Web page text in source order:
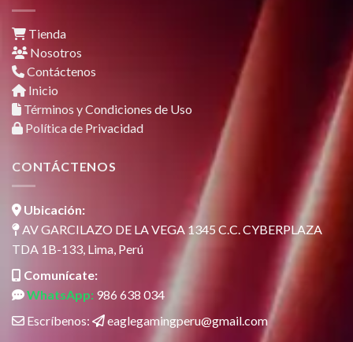
Tienda
Nosotros
Contáctenos
Inicio
Términos y Condiciones de Uso
Política de Privacidad
CONTÁCTENOS
Ubicación:
AV GARCILAZO DE LA VEGA 1345 C.C. CYBERPLAZA
TDA 1B-133, Lima, Perú
Comunícate:
WhatsApp: 986 638 034
Escríbenos:
eaglegamingperu@gmail.com